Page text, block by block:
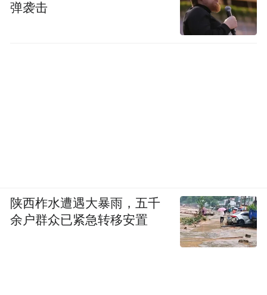
弹袭击
陕西柞水遭遇大暴雨，五千
余户群众已紧急转移安置